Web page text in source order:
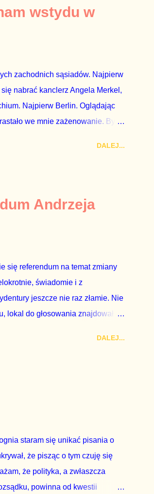
złamać partii Jarosława
kilka tygodni przed
politycy PiS wysłali Agencję
wstydu w
zachodnich sąsiadów. Najpierw
nabrać kanclerz Angela Merkel,
Najpierw Berlin. Oglądając
we mnie zażenowanie. Było
1951, czyli czasów stalinizmu. To
gospodarczej sytuacji
premiera polskiego
DALEJ...
Andrzeja
się referendum na temat zmiany
świadomie i z
jeszcze nie raz złamie. Nie
lokal do głosowania znajdował
Jeśli w siedzibie PiS
każdego przyzwoitego
takie referendum zbojkotować. W
DALEJ...
staram się unikać pisania o
że pisząc o tym czuję się
że polityka, a zwłaszcza
powinna od kwestii